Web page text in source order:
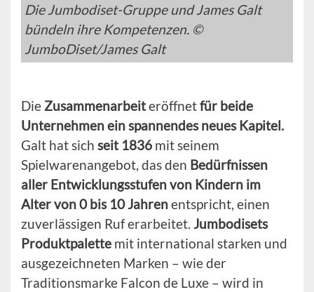
Die Jumbodiset-Gruppe und James Galt
bündeln ihre Kompetenzen. ©
JumboDiset/James Galt
Die Zusammenarbeiteröffnetfür beide
Unternehmen ein spannendes neues Kapitel.
Galt hat sich seit 1836 mit seinem
Spielwarenangebot, das den Bedürfnissen
aller Entwicklungsstufen von Kindern im
Alter von 0 bis 10 Jahrenentspricht, einen
zuverlässigen Ruf erarbeitet. Jumbodisets
Produktpalette mit international starken und
ausgezeichneten Marken – wie der
Traditionsmarke Falcon de Luxe – wird in